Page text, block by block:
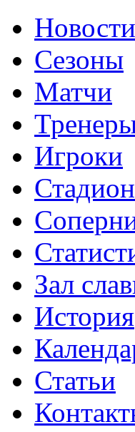
Новости
Сезоны
Матчи
Игроки
Зал
История
Статьи